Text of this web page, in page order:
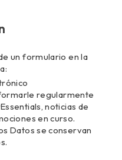
un formulario en la
regularmente
noticias de
en curso.
Datos se conservan